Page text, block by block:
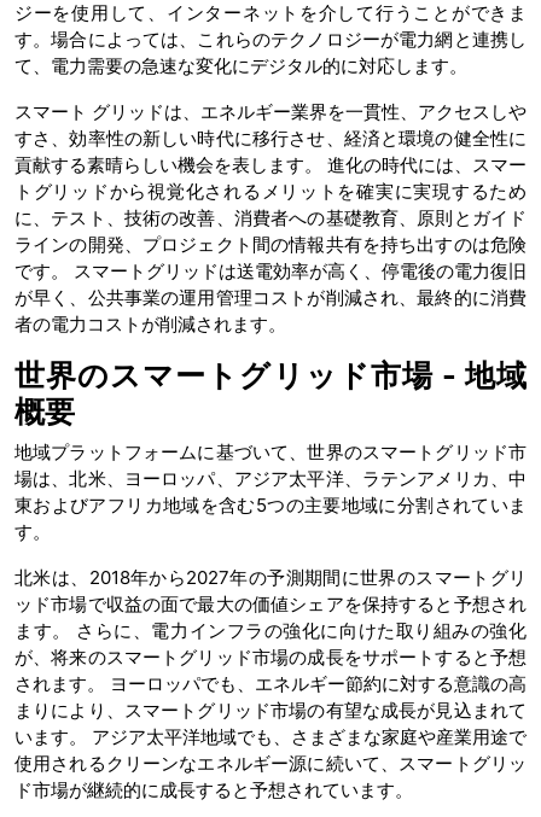
ジーを使用して、インターネットを介して行うことができま
す。場合によっては、これらのテクノロジーが電力網と連携し
て、電力需要の急速な変化にデジタル的に対応します。
スマート グリッドは、エネルギー業界を一貫性、アクセスしや
すさ、効率性の新しい時代に移行させ、経済と環境の健全性に
貢献する素晴らしい機会を表します。 進化の時代には、スマー
トグリッドから視覚化されるメリットを確実に実現するため
に、テスト、技術の改善、消費者への基礎教育、原則とガイド
ラインの開発、プロジェクト間の情報共有を持ち出すのは危険
です。 スマートグリッドは送電効率が高く、停電後の電力復旧
が早く、公共事業の運用管理コストが削減され、最終的に消費
者の電力コストが削減されます。
世界のスマートグリッド市場 - 地域
概要
地域プラットフォームに基づいて、世界のスマートグリッド市
場は、北米、ヨーロッパ、アジア太平洋、ラテンアメリカ、中
東およびアフリカ地域を含む5つの主要地域に分割されていま
す。
北米は、2018年から2027年の予測期間に世界のスマートグリ
ッド市場で収益の面で最大の価値シェアを保持すると予想され
ます。 さらに、電力インフラの強化に向けた取り組みの強化
が、将来のスマートグリッド市場の成長をサポートすると予想
されます。 ヨーロッパでも、エネルギー節約に対する意識の高
まりにより、スマートグリッド市場の有望な成長が見込まれて
います。 アジア太平洋地域でも、さまざまな家庭や産業用途で
使用されるクリーンなエネルギー源に続いて、スマートグリッ
ド市場が継続的に成長すると予想されています。